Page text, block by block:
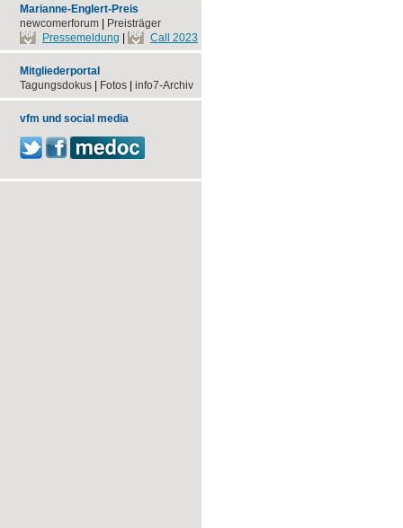
Marianne-Englert-Preis
newcomerforum
Preisträger
Pressemeldung
Call 2023
Mitgliederportal
Tagungsdokus
Fotos info7-Archiv
vfm und social media